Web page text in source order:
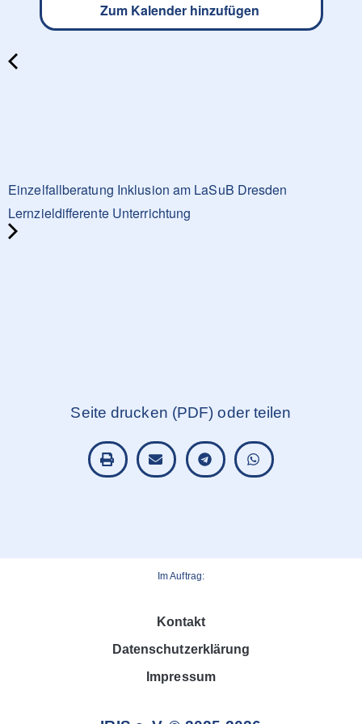
Zum Kalender hinzufügen
Einzelfallberatung Inklusion am LaSuB Dresden
Lernzieldifferente Unterrichtung
Seite drucken (PDF) oder teilen
Im Auftrag:
Kontakt
Datenschutzerklärung
Impressum